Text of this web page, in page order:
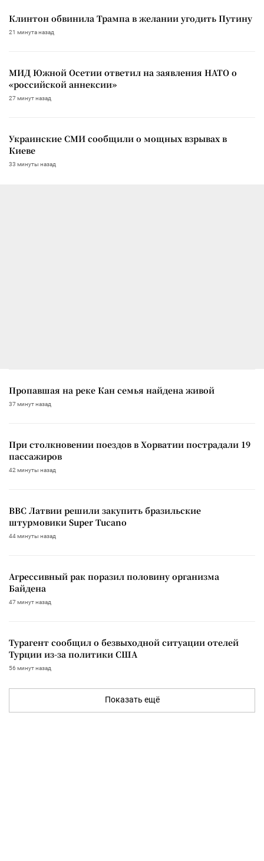
Клинтон обвинила Трампа в желании угодить Путину
21 минута назад
МИД Южной Осетии ответил на заявления НАТО о
«российской аннексии»
27 минут назад
Украинские СМИ сообщили о мощных взрывах в
Киеве
33 минуты назад
Пропавшая на реке Кан семья найдена живой
37 минут назад
При столкновении поездов в Хорватии пострадали 19
пассажиров
42 минуты назад
ВВС Латвии решили закупить бразильские
штурмовики Super Tucano
44 минуты назад
Агрессивный рак поразил половину организма
Байдена
47 минут назад
Турагент сообщил о безвыходной ситуации отелей
Турции из-за политики США
56 минут назад
Показать ещё